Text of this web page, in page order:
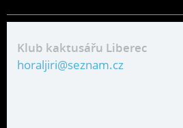
Klub kaktusářu Liberec
horaljiri@seznam.cz